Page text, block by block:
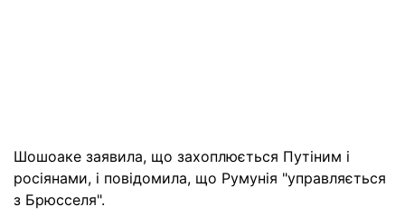
Шошоаке заявила, що захоплюється Путіним і
росіянами, і повідомила, що Румунія "управляється
з Брюсселя".